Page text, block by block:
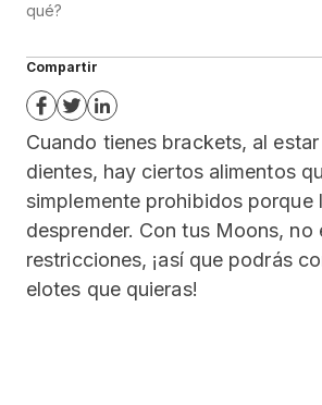
qué?
Compartir
Cuando tienes brackets, al
dientes, hay ciertos alimentos
simplemente prohibidos porque
desprender. Con tus Moons, no
restricciones, ¡así que podrás
elotes que quieras!